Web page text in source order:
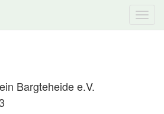
Bargteheide e.V.